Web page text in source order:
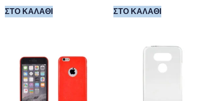
ΣΤΟ ΚΑΛΆΘΙ ΣΤΟ ΚΑΛΆΘΙ